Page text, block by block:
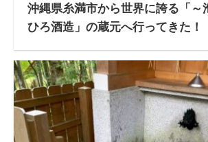
沖縄県糸満市から世界に誇る「～
ひろ酒造」の蔵元へ行ってきた！